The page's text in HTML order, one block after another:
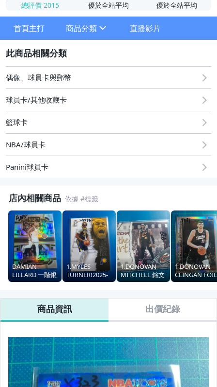
總評價 2015 優於全站平均 優於全站平均
首頁主打 商品分類
其它
直播影片
偶像、球員卡與郵幣
球員卡/其他收藏卡
籃球卡
NBA/球員卡
Panini球員卡
店內相關商品
DAMIAN
LILLARD 一階銀
亮!2023-24
CONCOURSE
1.MYLES
TURNER!2025-
26 TOPPS
CLASS
1.DONOVAN
MITCHELL 銘文
特卡!2025-26
CHROME
1.DONOVAN
CLINGAN FOIL
紙卡亮!2025-
商品資訊 出價紀錄